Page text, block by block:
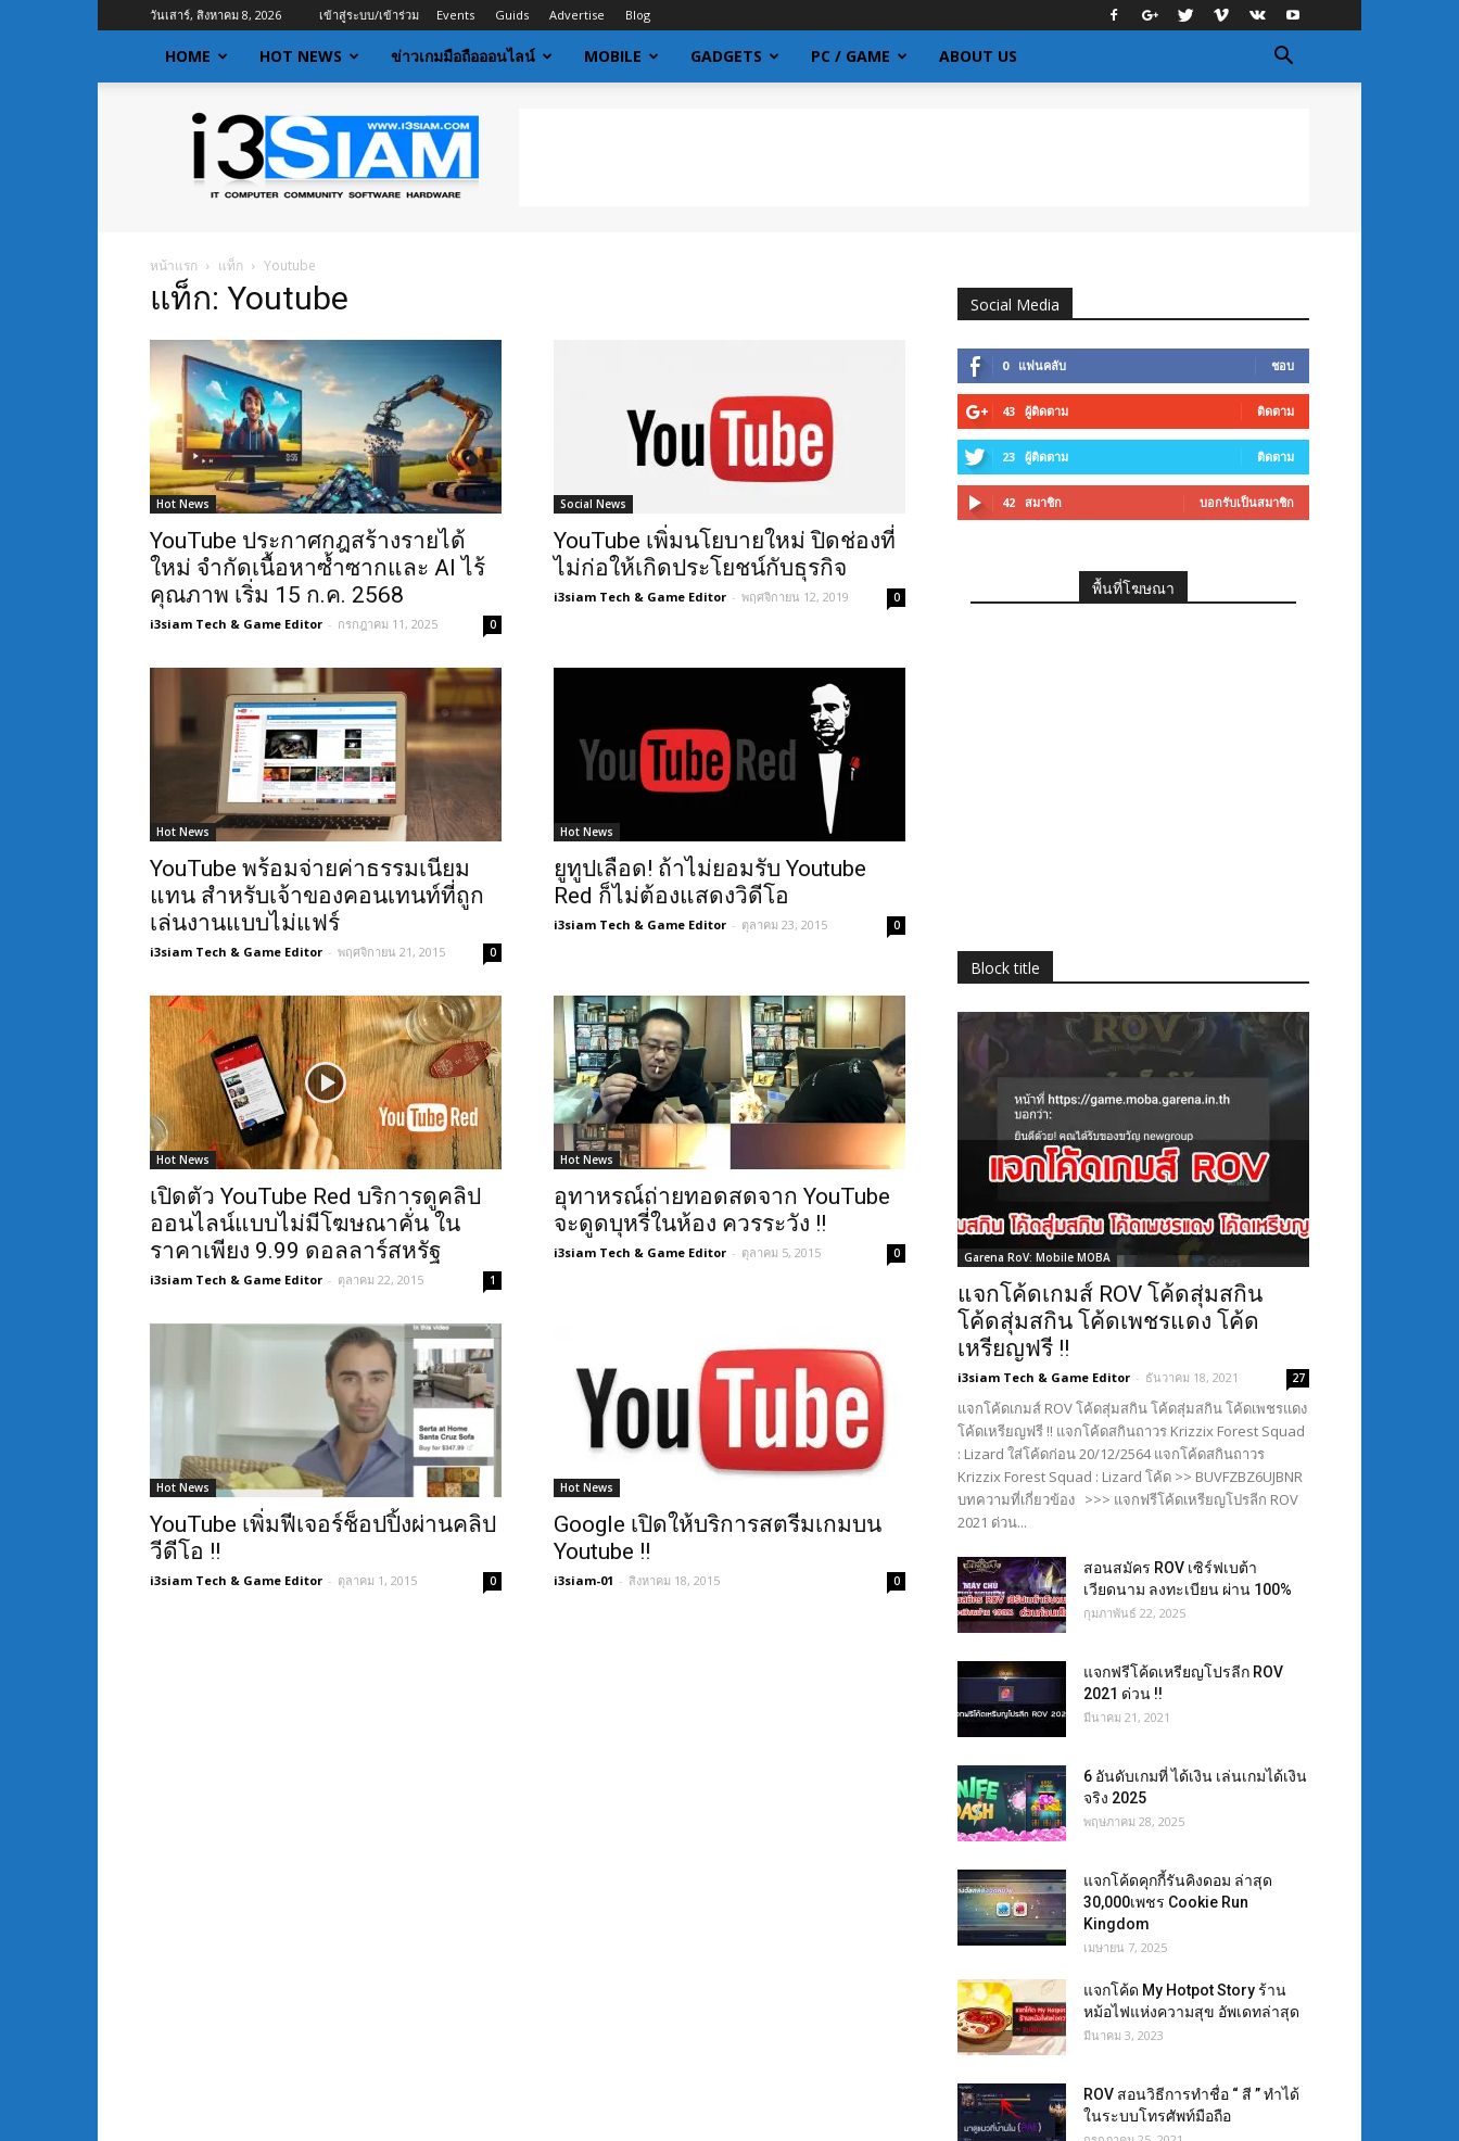
วันเสาร์, สิงหาคม 8, 2026 เข้าสู่ระบบ/เข้าร่วม Events Guids Advertise Blog
HOME HOT NEWS ข่าวเกมมือถือออนไลน์ MOBILE GADGETS PC / GAME ABOUT US
I3siam
ข่าว
ไอที
ข่าวสาร
กับ
เทคโนโลยี
หน้าแรก แท็ก Youtube
แท็ก: Youtube
Hot News
YouTube ประกาศกฎสร้างรายได้
ใหม่ จำกัดเนื้อหาซ้ำซากและ AI ไร้
คุณภาพ เริ่ม 15 ก.ค. 2568
i3siam Tech & Game Editor - กรกฎาคม 11, 2025 0
Social News
YouTube เพิ่มนโยบายใหม่ ปิดช่องที่
ไม่ก่อให้เกิดประโยชน์กับธุรกิจ
i3siam Tech & Game Editor - พฤศจิกายน 12, 2019 0
Hot News
YouTube พร้อมจ่ายค่าธรรมเนียม
แทน สำหรับเจ้าของคอนเทนท์ที่ถูก
เล่นงานแบบไม่แฟร์
i3siam Tech & Game Editor - พฤศจิกายน 21, 2015 0
Hot News
ยูทูปเลือด! ถ้าไม่ยอมรับ Youtube
Red ก็ไม่ต้องแสดงวิดีโอ
i3siam Tech & Game Editor - ตุลาคม 23, 2015 0
Hot News
เปิดตัว YouTube Red บริการดูคลิป
ออนไลน์แบบไม่มีโฆษณาคั่น ใน
ราคาเพียง 9.99 ดอลลาร์สหรัฐ
i3siam Tech & Game Editor - ตุลาคม 22, 2015 1
Hot News
อุทาหรณ์ถ่ายทอดสดจาก YouTube
จะดูดบุหรี่ในห้อง ควรระวัง !!
i3siam Tech & Game Editor - ตุลาคม 5, 2015 0
Hot News
YouTube เพิ่มฟีเจอร์ช็อปปิ้งผ่านคลิป
วีดีโอ !!
i3siam Tech & Game Editor - ตุลาคม 1, 2015 0
Hot News
Google เปิดให้บริการสตรีมเกมบน
Youtube !!
i3siam-01 - สิงหาคม 18, 2015 0
Social Media
0 แฟนคลับ ชอบ
43 ผู้ติดตาม ติดตาม
23 ผู้ติดตาม ติดตาม
42 สมาชิก บอกรับเป็นสมาชิก
พื้นที่โฆษณา
Block title
Garena RoV: Mobile MOBA
แจกโค้ดเกมส์ ROV โค้ดสุ่มสกิน
โค้ดสุ่มสกิน โค้ดเพชรแดง โค้ด
เหรียญฟรี !!
i3siam Tech & Game Editor - ธันวาคม 18, 2021 27
แจกโค้ดเกมส์ ROV โค้ดสุ่มสกิน โค้ดสุ่มสกิน โค้ดเพชรแดง
โค้ดเหรียญฟรี !! แจกโค้ดสกินถาวร Krizzix Forest Squad
: Lizard ใส่โค้ดก่อน 20/12/2564 แจกโค้ดสกินถาวร
Krizzix Forest Squad : Lizard โค้ด >> BUVFZBZ6UJBNR
บทความที่เกี่ยวข้อง >>> แจกฟรีโค้ดเหรียญโปรลีก ROV
2021 ด่วน...
สอนสมัคร ROV เซิร์ฟเบต้า
เวียดนาม ลงทะเบียน ผ่าน 100%
กุมภาพันธ์ 22, 2025
แจกฟรีโค้ดเหรียญโปรลีก ROV
2021 ด่วน !!
มีนาคม 21, 2021
6 อันดับเกมที่ ได้เงิน เล่นเกมได้เงิน
จริง 2025
พฤษภาคม 28, 2025
แจกโค้ดคุกกี้รันคิงดอม ล่าสุด
30,000เพชร Cookie Run
Kingdom
เมษายน 7, 2025
แจกโค้ด My Hotpot Story ร้าน
หม้อไฟแห่งความสุข อัพเดทล่าสุด
มีนาคม 3, 2023
ROV สอนวิธีการทำชื่อ “ สี ” ทำได้
ในระบบโทรศัพท์มือถือ